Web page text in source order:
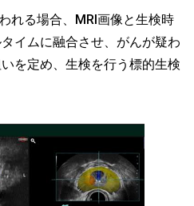
れる場合、MRI画像と生検時
イムに融合させ、がんが疑わ
を定め、生検を行う標的生検